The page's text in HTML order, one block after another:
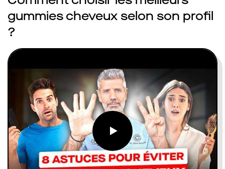
gummies cheveux selon son profil
?